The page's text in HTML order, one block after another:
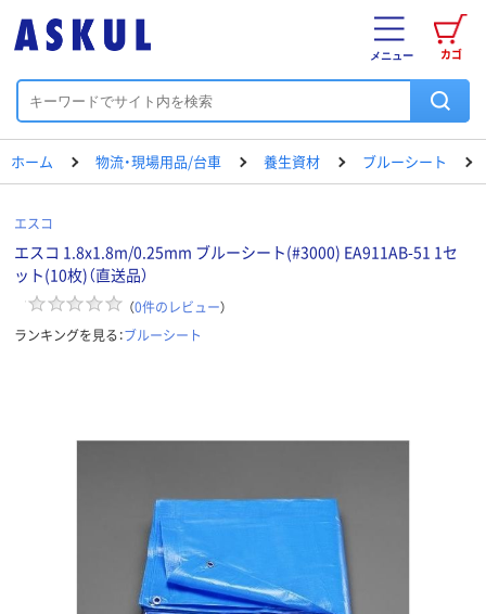
カゴ
メニュー
ホーム 物流・現場用品/台車 養生資材 ブルーシート
エスコ
エスコ 1.8x1.8m/0.25mm ブルーシート(#3000) EA911AB-51 1セ
ット(10枚)（直送品）
（0件のレビュー）
ランキングを見る：ブルーシート